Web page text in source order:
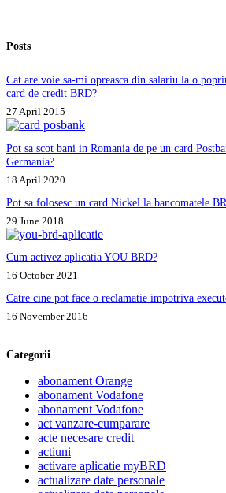
Posts
Cat are voie sa-mi opreasca din salariu la o
card de credit BRD?
27 April 2015
Pot sa scot bani in Romania de pe un card
Germania?
18 April 2020
Pot sa folosesc un card Nickel la bancomatele
29 June 2018
Cum activez aplicatia YOU BRD?
16 October 2021
Catre cine pot face o reclamatie impotriva
16 November 2016
Categorii
abonament Orange
abonament Vodafone
abonament Vodafone
act vanzare-cumparare
acte necesare credit
actiuni
activare aplicatie myBRD
actualizare date personale